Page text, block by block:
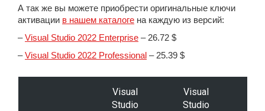
А так же вы можете приобрести оригинальные ключи
активации в нашем каталоге на каждую из версий:
–Visual Studio 2022 Enterprise – 26.72 $
–Visual Studio 2022 Professional – 25.39 $
Visual
Studio
Visual
Studio